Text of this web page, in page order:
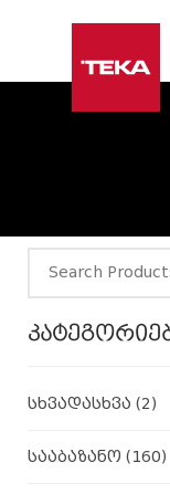
სხვადასხვა (2)
სააბაზანო (160)